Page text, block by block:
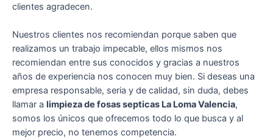
clientes agradecen.
Nuestros clientes nos recomiendan porque saben que
realizamos un trabajo impecable, ellos mismos nos
recomiendan entre sus conocidos y gracias a nuestros
años de experiencia nos conocen muy bien. Si deseas una
empresa responsable, seria y de calidad, sin duda, debes
llamar a limpieza de fosas septicas La Loma Valencia,
somos los únicos que ofrecemos todo lo que busca y al
mejor precio, no tenemos competencia.